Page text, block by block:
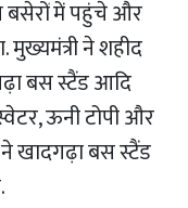
बसेरों में पहुंचे और
मुख्यमंत्री ने शहीद
बस स्टैंड आदि
ऊनी टोपी और
खादगढ़ा बस स्टैंड